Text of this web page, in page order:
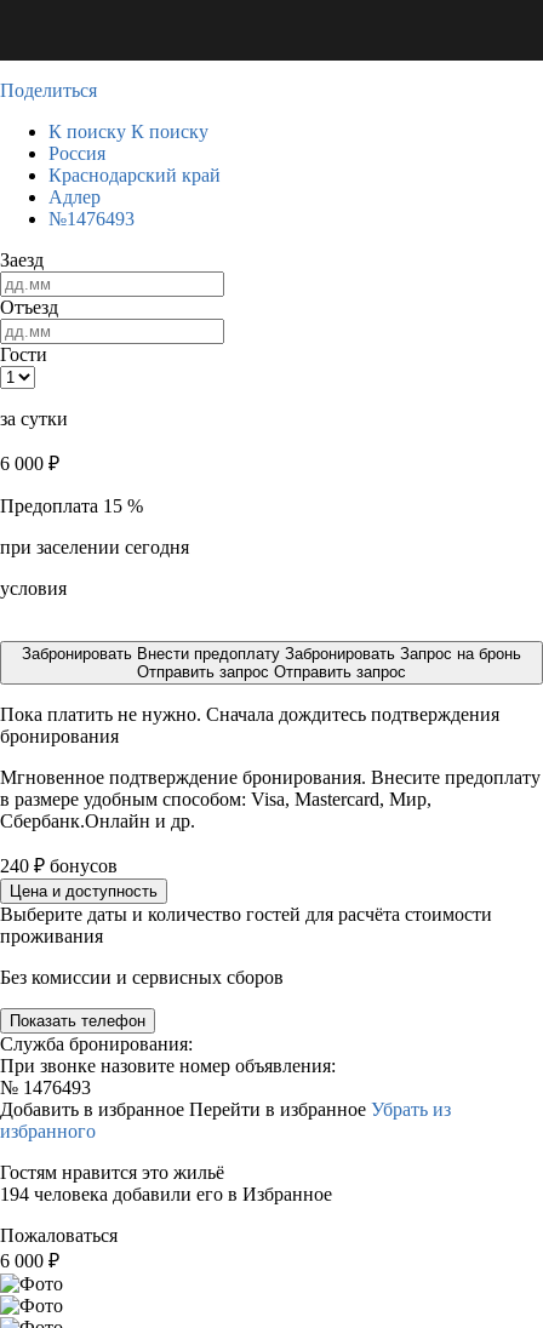
Поделиться
К поиску К поиску
Россия
Краснодарский край
Адлер
№1476493
Заезд
Отъезд
Гости
за сутки
6 000 ₽
Предоплата 15 %
при заселении сегодня
условия
Забронировать Внести предоплату Забронировать Запрос на бронь
Отправить запрос Отправить запрос
Пока платить не нужно. Сначала дождитесь подтверждения
бронирования
Мгновенное подтверждение бронирования. Внесите предоплату
в размере удобным способом: Visa, Mastercard, Мир,
Сбербанк.Онлайн и др.
240 ₽ бонусов
Цена и доступность
Выберите даты и количество гостей для расчёта стоимости
проживания
Без комиссии и сервисных сборов
Показать телефон
Служба бронирования:
При звонке назовите номер объявления:
№ 1476493
Добавить в избранное Перейти в избранное Убрать из
избранного
Гостям нравится это жильё
194 человека добавили его в Избранное
Пожаловаться
6 000 ₽